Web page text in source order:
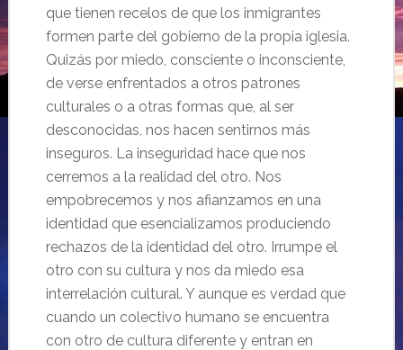
que tienen recelos de que los inmigrantes
formen parte del gobierno de la propia iglesia.
Quizás por miedo, consciente o inconsciente,
de verse enfrentados a otros patrones
culturales o a otras formas que, al ser
desconocidas, nos hacen sentirnos más
inseguros. La inseguridad hace que nos
cerremos a la realidad del otro. Nos
empobrecemos y nos afianzamos en una
identidad que esencializamos produciendo
rechazos de la identidad del otro. Irrumpe el
otro con su cultura y nos da miedo esa
interrelación cultural. Y aunque es verdad que
cuando un colectivo humano se encuentra
con otro de cultura diferente y entran en